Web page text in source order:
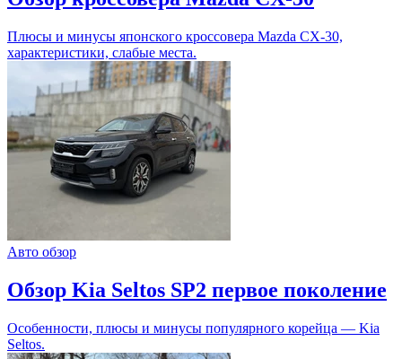
Плюсы и минусы японского кроссовера Mazda CX-30,
характеристики, слабые места.
Авто обзор
Обзор Kia Seltos SP2 первое поколение
Особенности, плюсы и минусы популярного корейца — Kia
Seltos.